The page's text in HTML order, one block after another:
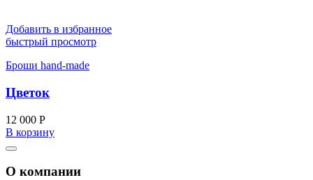
Добавить в избранное
быстрый просмотр
Броши hand-made
Цветок
12 000 Р
В корзину
О компании